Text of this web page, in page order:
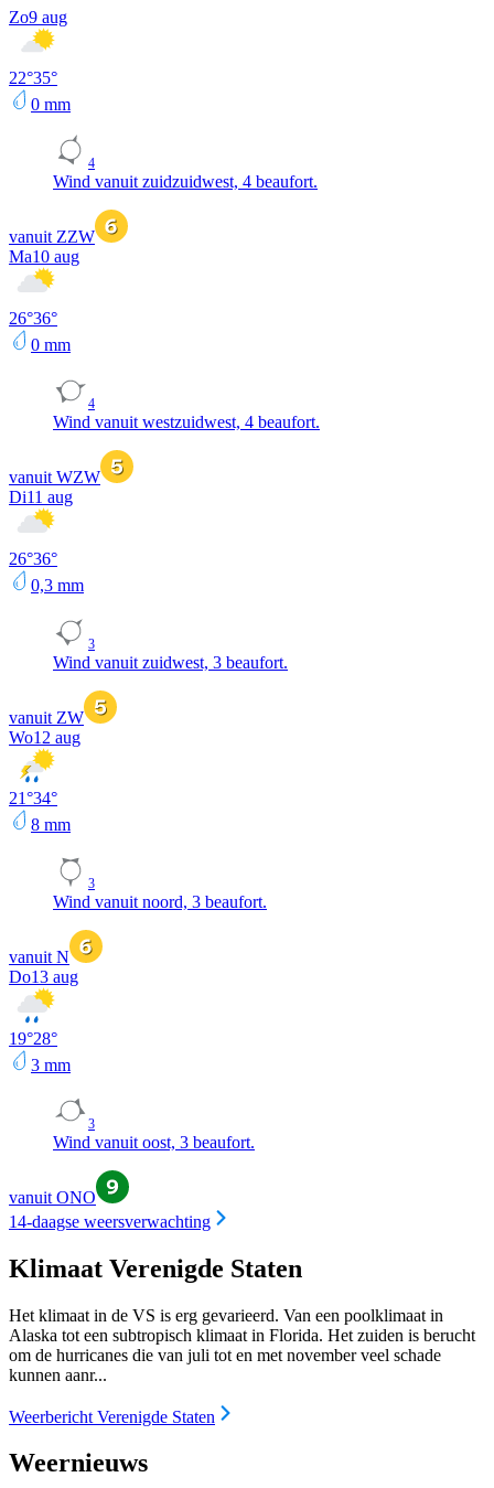
Zo9 aug
22°35°
0 mm
4
Wind vanuit zuidzuidwest, 4 beaufort.
vanuit ZZW
Ma10 aug
26°36°
0 mm
4
Wind vanuit westzuidwest, 4 beaufort.
vanuit WZW
Di11 aug
26°36°
0,3 mm
3
Wind vanuit zuidwest, 3 beaufort.
vanuit ZW
Wo12 aug
21°34°
8 mm
3
Wind vanuit noord, 3 beaufort.
vanuit N
Do13 aug
19°28°
3 mm
3
Wind vanuit oost, 3 beaufort.
vanuit ONO
14-daagse weersverwachting
Klimaat Verenigde Staten
Het klimaat in de VS is erg gevarieerd. Van een poolklimaat in
Alaska tot een subtropisch klimaat in Florida. Het zuiden is berucht
om de hurricanes die van juli tot en met november veel schade
kunnen aanr...
Weerbericht Verenigde Staten
Weernieuws